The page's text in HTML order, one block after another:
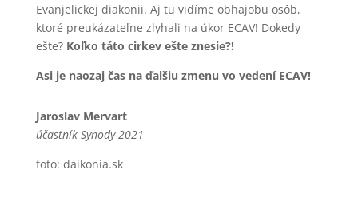
Evanjelickej diakonii. Aj tu vidíme obhajobu osôb,
ktoré preukázateľne zlyhali na úkor ECAV! Dokedy
ešte? Koľko táto cirkev ešte znesie?!
Asi je naozaj čas na ďalšiu zmenu vo vedení ECAV!
Jaroslav Mervart
účastník Synody 2021
foto: daikonia.sk